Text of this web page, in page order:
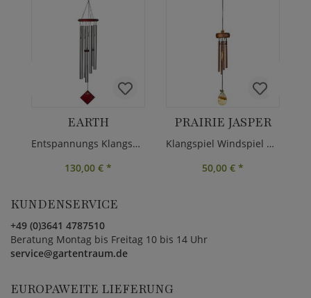
EARTH
Entspannungs Klangspiel
130,00 € *
PRAIRIE JASPER
Klangspiel Windspiel Metall
50,00 € *
KUNDENSERVICE
+49 (0)3641 4787510
Beratung Montag bis Freitag 10 bis 14 Uhr
service@gartentraum.de
EUROPAWEITE LIEFERUNG